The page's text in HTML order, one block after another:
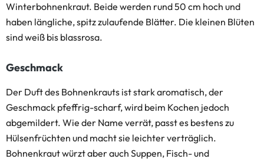
Winterbohnenkraut. Beide werden rund 50 cm hoch und
haben längliche, spitz zulaufende Blätter. Die kleinen Blüten
sind weiß bis blassrosa.
Geschmack
Der Duft des Bohnenkrauts ist stark aromatisch, der
Geschmack pfeffrig-scharf, wird beim Kochen jedoch
abgemildert. Wie der Name verrät, passt es bestens zu
Hülsenfrüchten und macht sie leichter verträglich.
Bohnenkraut würzt aber auch Suppen, Fisch- und